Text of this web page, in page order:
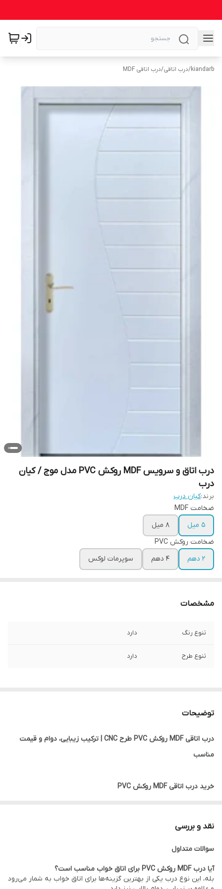
kiandarb
/درب اتاقی/درب اتاقی MDF
درب اتاق و سرویس MDF روکش PVC مدل موج / کیان
درب
برند:کیان درب
ضخامت MDF
5 میل
8 میل
ضخامت روکش PVC
2 دهم
4 دهم سوپرمات لوکس
مشخصات
تنوع رنگ دارد
تنوع طرح دارد
توضیحات
درب اتاقی MDF روکش PVC طرح CNC | ترکیب زیبایی، دوام و قیمت
مناسب
خرید درب اتاقی MDF روکش PVC
قیمت اقتصادی، در بسیاری از پروژه‌های مسکونی، اداری و تجاری مورد
استفاده قرار می‌گیرد.
این نوع درب از مغزی MDF باکیفیت ساخته شده و روی آن با روکش
PVC پوشانده می‌شود. همچنین با استفاده از دستگاه CNC طرح‌های
نقد و بررسی
سوالات متداول
آیا درب MDF روکش PVC برای اتاق خواب مناسب است؟
بله، این نوع درب یکی از بهترین گزینه‌ها برای اتاق خواب به شمار می‌رود